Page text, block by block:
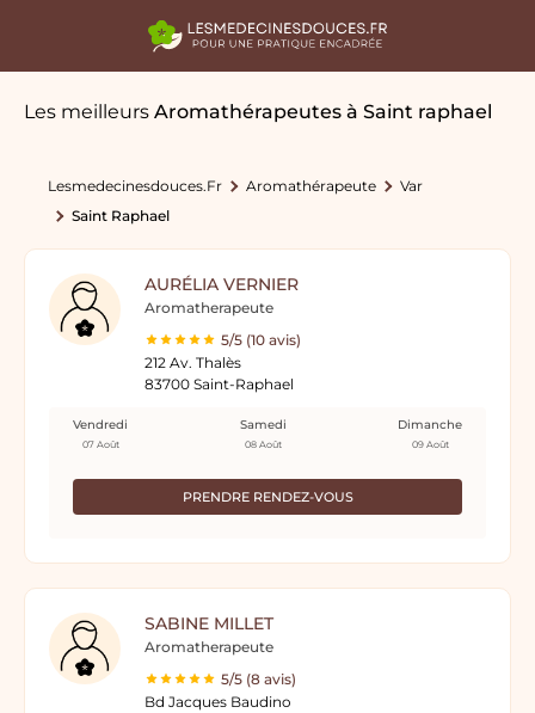
Les meilleurs Aromathérapeutes à Saint raphael
Lesmedecinesdouces.fr Aromathérapeute
Var
Saint Raphael
AURÉLIA VERNIER
Aromatherapeute
5/5 (10 avis)
212 Av. Thalès
83700 Saint-Raphael
PRENDRE RENDEZ-VOUS
Vendredi
07 Août
Samedi
08 Août
Dimanche
09 Août
SABINE MILLET
Aromatherapeute
5/5 (8 avis)
Bd Jacques Baudino